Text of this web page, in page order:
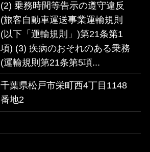
(2) 乗務時間等告示の遵守違反
(旅客自動車運送事業運輸規則
(以下「運輸規則」)第21条第1
項) (3) 疾病のおそれのある乗務
(運輸規則第21条第5項...
千葉県松戸市栄町西4丁目1148
番地2